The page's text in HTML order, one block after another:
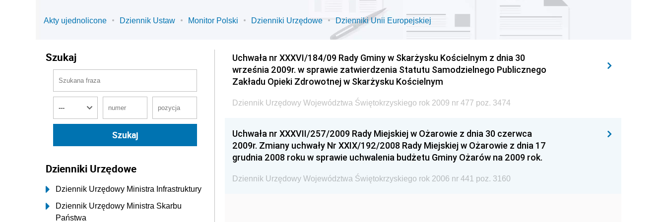
Akty ujednolicone Dziennik Ustaw Monitor Polski Dzienniki Urzędowe Dzienniki Unii Europejskiej
Szukaj
Dzienniki Urzędowe
Dziennik Urzędowy Ministra Infrastruktury
Dziennik Urzędowy Ministra Skarbu
Państwa
Uchwała nr XXXVI/184/09 Rady Gminy w Skarżysku Kościelnym z dnia 30
września 2009r. w sprawie zatwierdzenia Statutu Samodzielnego Publicznego
Zakładu Opieki Zdrowotnej w Skarżysku Kościelnym
Dziennik Urzędowy Województwa Świętokrzyskiego rok 2009 nr 477 poz. 3474
Uchwała nr XXXVII/257/2009 Rady Miejskiej w Ożarowie z dnia 30 czerwca
2009r. Zmiany uchwały Nr XXIX/192/2008 Rady Miejskiej w Ożarowie z dnia 17
grudnia 2008 roku w sprawie uchwalenia budżetu Gminy Ożarów na 2009 rok.
Dziennik Urzędowy Województwa Świętokrzyskiego rok 2006 nr 441 poz. 3160